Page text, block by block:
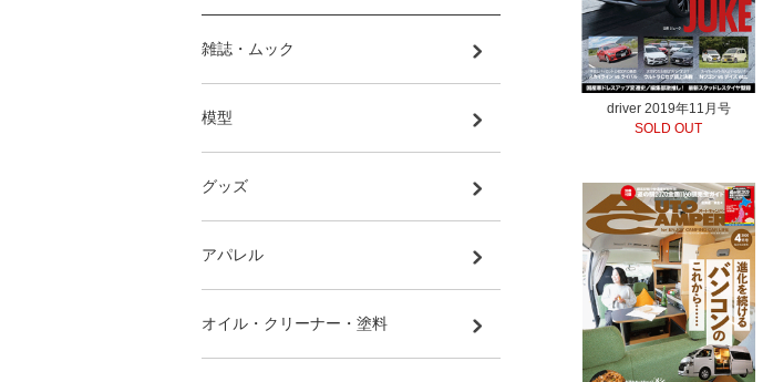
driver 2019年11月号
SOLD OUT
雑誌・ムック
模型
グッズ
アパレル
オイル・クリーナー・塗料